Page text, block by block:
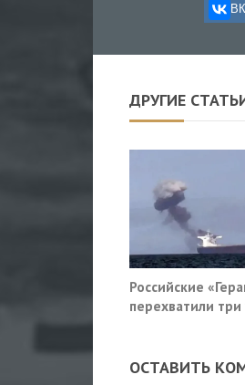
ДРУГИЕ
Российские
перехватили три
ОСТАВИТЬ